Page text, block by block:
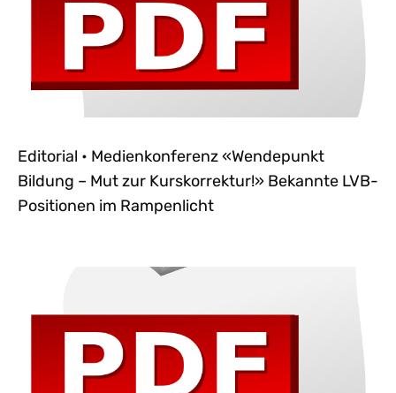
Editorial • Medienkonferenz «Wendepunkt
Bildung – Mut zur Kurskorrektur!» Bekannte LVB-
Positionen im Rampenlicht